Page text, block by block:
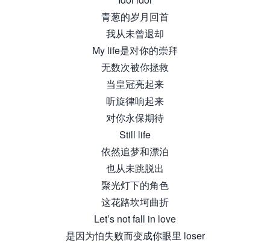
青葱的岁月回首
我从未曾退却
My life是对你的崇拜
无数次被你拯救
当皇冠亮起来
听旋律响起来
对你永保期待
Still life
依然追梦和漂泊
也从未跳脱出
聚光灯下的角色
这花路坎坷曲折
Let’s not fall in love
是因为怕失败而变成你眼里 loser